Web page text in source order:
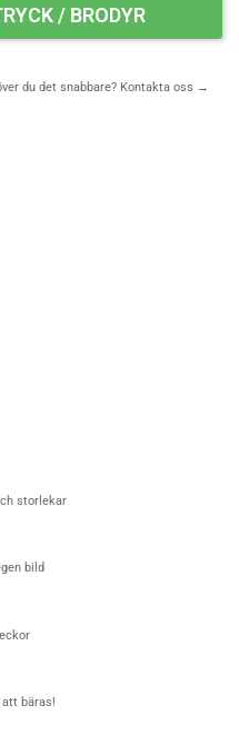
/ BRODYR
du det snabbare? Kontakta oss →
storlekar
bild
bäras!